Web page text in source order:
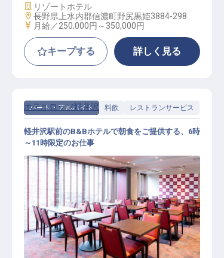
施設業態
リゾートホテル
勤務地
長野県上水内郡信濃町野尻黒姫3884-298
給与
月給／250,000円～ 350,000円
キープする 詳しく見る
パート・アルバイト 料飲 レストランサービス
朝食サービススタッフ（時給1,250
円～／週2日～OK／未経験活躍中）
ホテルロッソ軽井沢
軽井沢駅前のB&Bホテルで朝食をご提供する、6時
～11時限定のお仕事